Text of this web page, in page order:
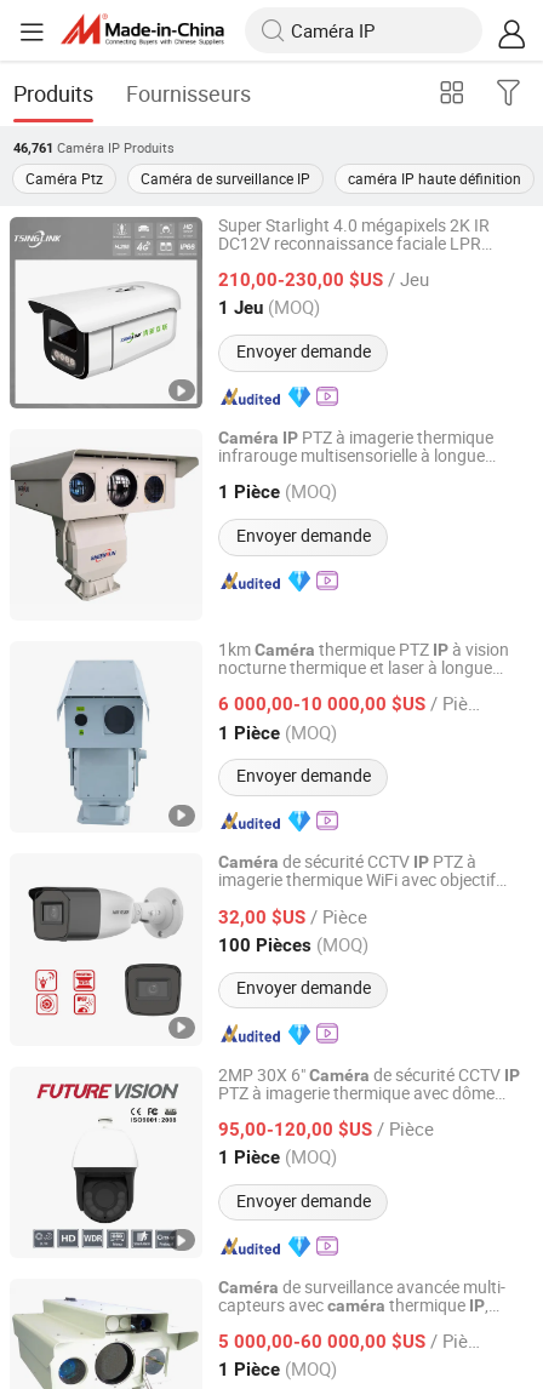
Produits Fournisseurs
46,761 Caméra IP Produits
Caméra Ptz Caméra de surveillance IP caméra IP haute définition
Super Starlight 4.0 mégapixels 2K IR
DC12V reconnaissance faciale LPR
vidéosurveillance à tubeIP
210,00-230,00 $US / Jeu
1 Jeu (MOQ)
Envoyer demande
Anhui Tsinglink Information Technology Co., Ltd.
Anhui, China Depuis 2018
Caméra IP PTZ à imagerie thermique
infrarouge multisensorielle à longue
1 Pièce (MOQ)
Envoyer demande
Shandong Sheenrun Optics & Electronics Co., Ltd.
Shandong, China Depuis 2010
1kmCaméra thermique PTZ IP à vision
nocturne thermique et laser à longue
6 000,00-10 000,00 $US / Pièce
1 Pièce (MOQ)
Envoyer demande
Shandong Sheenrun Optics & Electronics Co., Ltd.
Shandong, China Depuis 2010
Caméra de sécurité CCTV IP PTZ à
imagerie thermique WiFi avec objectif
Manuel 40m
32,00 $US / Pièce
100 Pièces (MOQ)
Envoyer demande
Shanghai Future Vision Technology Co., Ltd.
Shanghai, China Depuis 2022
2MP 30X 6"Caméra de sécurité CCTV IP
PTZ à imagerie thermique avec dôme
95,00-120,00 $US / Pièce
1 Pièce (MOQ)
Envoyer demande
Shanghai Future Vision Technology Co., Ltd.
Shanghai, China Depuis 2022
Caméra de surveillance avancée multi-
capteurs aveccaméra thermique IP,
télémètre laser et fonction
panoramique/inclinaison
5 000,00-60 000,00 $US / Pièce
1 Pièce (MOQ)
Shandong Sheenrun Optics & Electronics Co., Ltd.
Shandong, China Depuis 2010